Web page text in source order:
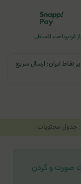
فردپرداخت اقساطی
تحویل تا ۲۴ ساعت | سایر نقاط ایران: ارسال سریع
جدول محتویات
صورت و گردن